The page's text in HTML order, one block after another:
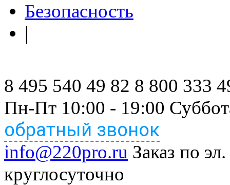
Безопасность
|
8 495 540 49 82 8 800 333
Пн-Пт 10:00 - 19:00
обратный звонок
info@220pro.ru Заказ по
круглосуточно